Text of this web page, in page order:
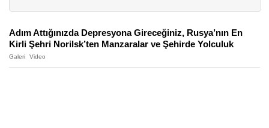
Adım Attığınızda Depresyona Gireceğiniz, Rusya’nın En
Kirli Şehri Norilsk’ten Manzaralar ve Şehirde Yolculuk
Galeri Video